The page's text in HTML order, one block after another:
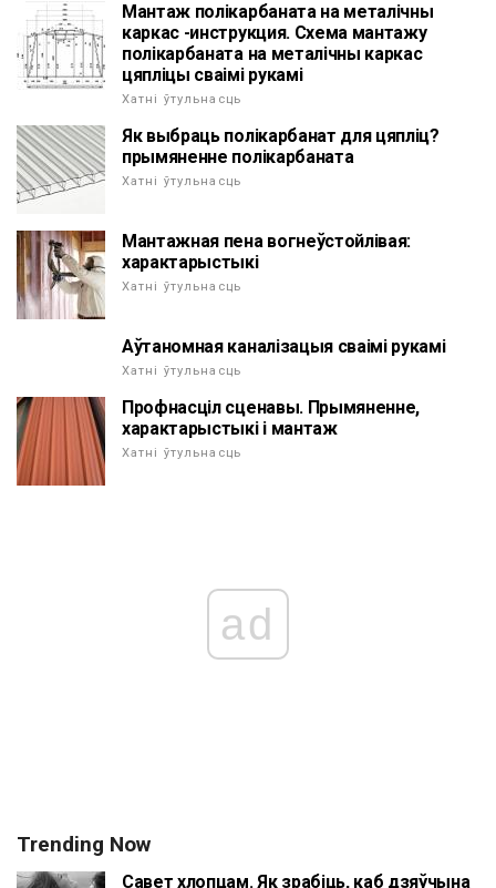
Мантаж полікарбаната на металічны
каркас -инструкция. Схема мантажу
полікарбаната на металічны каркас
цяпліцы сваімі рукамі
Хатні ўтульнасць
Як выбраць полікарбанат для цяпліц?
прымяненне полікарбаната
Хатні ўтульнасць
Мантажная пена вогнеўстойлівая:
характарыстыкі
Хатні ўтульнасць
Аўтаномная каналізацыя сваімі рукамі
Хатні ўтульнасць
Профнасціл сценавы. Прымяненне,
характарыстыкі і мантаж
Хатні ўтульнасць
ad
Trending Now
Савет хлопцам. Як зрабіць, каб дзяўчына